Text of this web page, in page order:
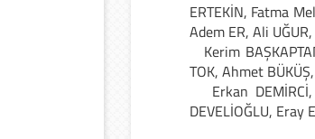
ERTEKİN, Fatma
Adem ER, Ali
Kerim
TOK, Ahmet
Erkan DEMİRCİ,
DEVELİOĞLU, Eray